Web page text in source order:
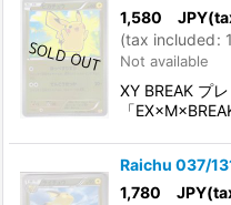
1,580 JPY
(tax included:
Not available
XY BREAK プ
「
Raichu 037/
1,780 JPY